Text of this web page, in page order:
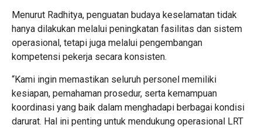
Menurut Radhitya, penguatan budaya keselamatan tidak
hanya dilakukan melalui peningkatan fasilitas dan sistem
operasional, tetapi juga melalui pengembangan
kompetensi pekerja secara konsisten.
“Kami ingin memastikan seluruh personel memiliki
kesiapan, pemahaman prosedur, serta kemampuan
koordinasi yang baik dalam menghadapi berbagai kondisi
darurat. Hal ini penting untuk mendukung operasional LRT